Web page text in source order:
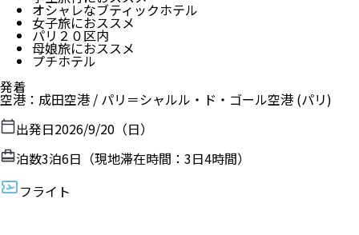
オシャレなブティックホテル
女子旅におススメ
パリ２０区内
母娘旅におススメ
プチホテル
発着
空港 ： 成田空港 / パリ＝シャルル・ド・ゴール空港 (パリ)
出発日2026/9/20（日）
泊数3泊6日（現地滞在時間： 3日4時間）
フライト